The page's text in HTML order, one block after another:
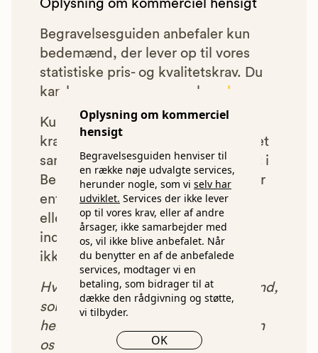
Oplysning om kommerciel
hensigt
Begravelsesguiden henviser til
en række nøje udvalgte services,
herunder nogle, som vi selv har
udviklet. Services der ikke lever
op til vores krav, eller af andre
årsager, ikke samarbejder med
os, vil ikke blive anbefalet. Når
du benytter en af de anbefalede
services, modtager vi en
betaling, som bidrager til at
dække den rådgivning og støtte,
vi tilbyder.
OK
Oplysning om kommerciel hensigt
Begravelsesguiden anbefaler kun
bedemænd, der lever op til vores
statistiske pris- og kvalitetskrav. Du
kan læse mere om vores krav her.
Kun bedemænd der lever op til
kravene har mulighed for at indgå et
samarbejde med os om at blive vist i
Begravelsesguiden. Bedemænd der
enten ikke lever op til vores krav,
eller som af andre årsager ikke har
indgået et samarbejde med os, vil
ikke blive vist i vores anbefalinger.
Hver gang du benytter en bedemand,
som vi har godkendt, anbefalet og
henvist dig til, betaler bedemanden
os et beløb for denne henvisning.